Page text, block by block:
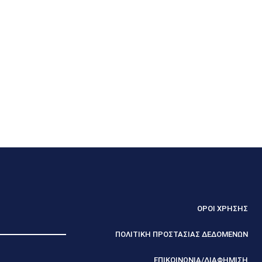
ΟΡΟΙ ΧΡΗΣΗΣ
ΠΟΛΙΤΙΚΗ ΠΡΟΣΤΑΣΙΑΣ ΔΕΔΟΜΕΝΩΝ
ΕΠΙΚΟΙΝΩΝΙΑ/ΔΙΑΦΗΜΙΣΗ